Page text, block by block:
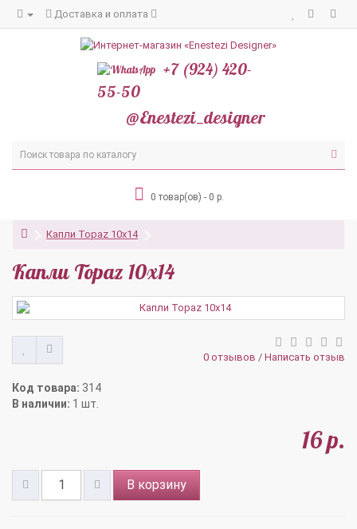
Доставка и оплата
+7 (924) 420-
55-50
@Enestezi_designer
0 товар(ов) - 0 р.
Капли Topaz 10x14
Капли Topaz 10x14
0 отзывов / Написать отзыв
Код товара: 314
В наличии: 1 шт.
16 р.
В корзину